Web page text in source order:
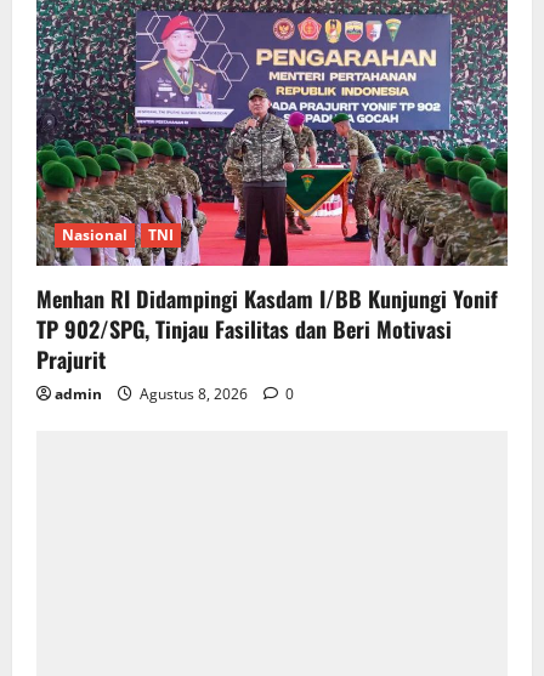
Nasional TNI
Menhan RI Didampingi Kasdam I/BB Kunjungi Yonif
TP 902/SPG, Tinjau Fasilitas dan Beri Motivasi
Prajurit
admin Agustus 8, 2026 0